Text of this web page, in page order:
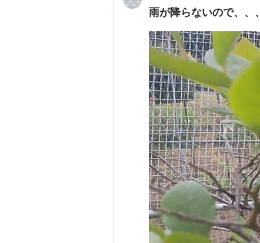
雨が降らないので、、、